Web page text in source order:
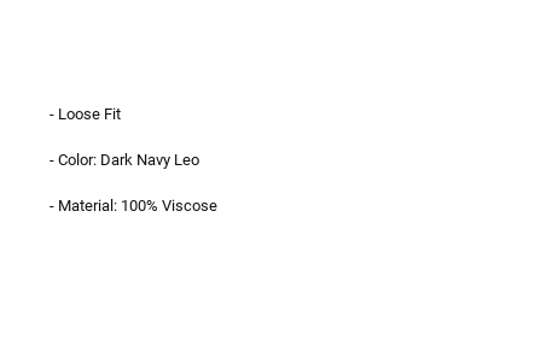
- Loose Fit
- Color: Dark Navy Leo
- Material: 100% Viscose